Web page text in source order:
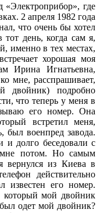
где
2 апреля 1982 года
что очень бы хотел
тот день, когда сам я,
именно в тех местах,
хорошая моя
Ирина Игнатьевна,
мне, расспрашивает,
подробно
что теперь у меня в
его номер. Она
встретил меня,
был военпред завода.
долго беседовали с
потом. Но самым
вернулся из Киева в
действительно
известен его номер.
который мой двойник
был одет мой двойник?